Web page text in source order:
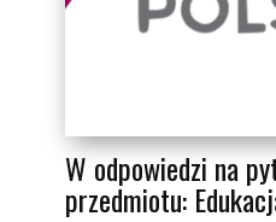
W odpowiedzi na
przedmiotu: